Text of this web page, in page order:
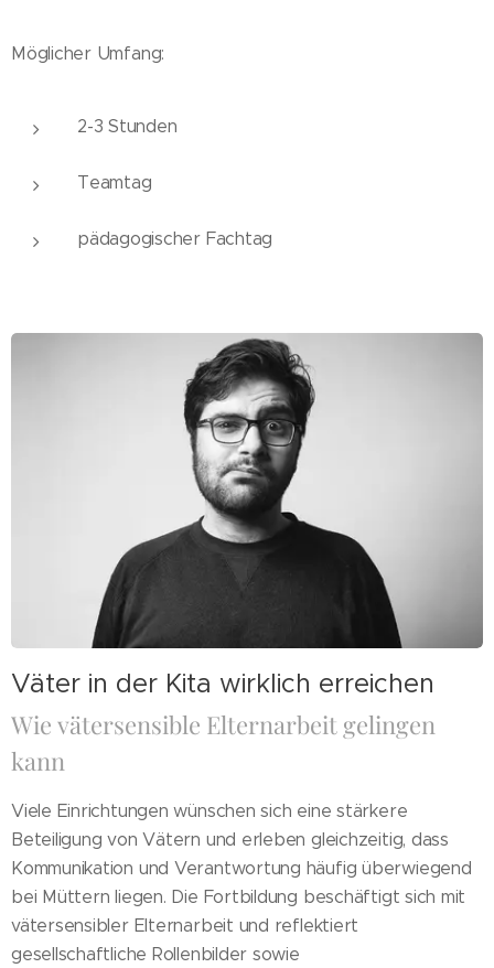
Möglicher Umfang:
2-3 Stunden
Teamtag
pädagogischer Fachtag
Väter in der Kita wirklich erreichen
Wie vätersensible Elternarbeit gelingen
kann
Viele Einrichtungen wünschen sich eine stärkere
Beteiligung von Vätern und erleben gleichzeitig, dass
Kommunikation und Verantwortung häufig überwiegend
bei Müttern liegen. Die Fortbildung beschäftigt sich mit
vätersensibler Elternarbeit und reflektiert
gesellschaftliche Rollenbilder sowie